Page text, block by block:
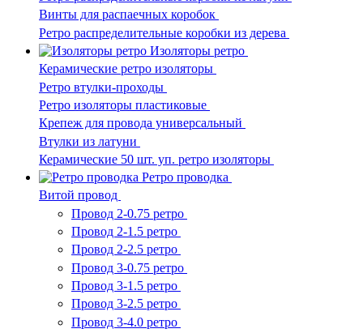
Винты для распаечных коробок
Ретро распределительные коробки из дерева
Изоляторы ретро
Керамические ретро изоляторы
Ретро втулки-проходы
Ретро изоляторы пластиковые
Крепеж для провода универсальный
Втулки из латуни
Керамические 50 шт. уп. ретро изоляторы
Ретро проводка
Витой провод
Провод 2-0.75 ретро
Провод 2-1.5 ретро
Провод 2-2.5 ретро
Провод 3-0.75 ретро
Провод 3-1.5 ретро
Провод 3-2.5 ретро
Провод 3-4.0 ретро